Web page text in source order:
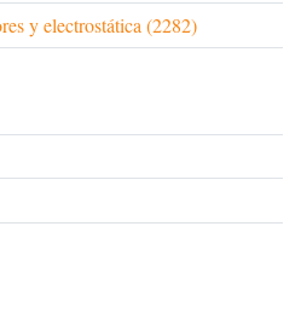
y electrostática (2282)